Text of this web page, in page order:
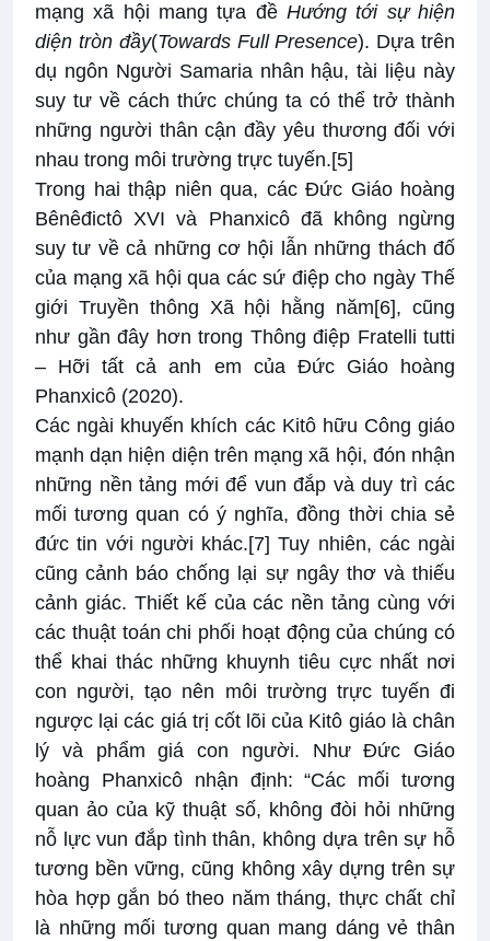
mạng xã hội mang tựa đề Hướng tới sự hiện
diện tròn đầy(Towards Full Presence). Dựa trên
dụ ngôn Người Samaria nhân hậu, tài liệu này
suy tư về cách thức chúng ta có thể trở thành
những người thân cận đầy yêu thương đối với
nhau trong môi trường trực tuyến.[5]
Trong hai thập niên qua, các Đức Giáo hoàng
Bênêđictô XVI và Phanxicô đã không ngừng
suy tư về cả những cơ hội lẫn những thách đố
của mạng xã hội qua các sứ điệp cho ngày Thế
giới Truyền thông Xã hội hằng năm[6], cũng
như gần đây hơn trong Thông điệp Fratelli tutti
– Hỡi tất cả anh em của Đức Giáo hoàng
Phanxicô (2020).
Các ngài khuyến khích các Kitô hữu Công giáo
mạnh dạn hiện diện trên mạng xã hội, đón nhận
những nền tảng mới để vun đắp và duy trì các
mối tương quan có ý nghĩa, đồng thời chia sẻ
đức tin với người khác.[7] Tuy nhiên, các ngài
cũng cảnh báo chống lại sự ngây thơ và thiếu
cảnh giác. Thiết kế của các nền tảng cùng với
các thuật toán chi phối hoạt động của chúng có
thể khai thác những khuynh tiêu cực nhất nơi
con người, tạo nên môi trường trực tuyến đi
ngược lại các giá trị cốt lõi của Kitô giáo là chân
lý và phẩm giá con người. Như Đức Giáo
hoàng Phanxicô nhận định: “Các mối tương
quan ảo của kỹ thuật số, không đòi hỏi những
nỗ lực vun đắp tình thân, không dựa trên sự hỗ
tương bền vững, cũng không xây dựng trên sự
hòa hợp gắn bó theo năm tháng, thực chất chỉ
là những mối tương quan mang dáng vẻ thân